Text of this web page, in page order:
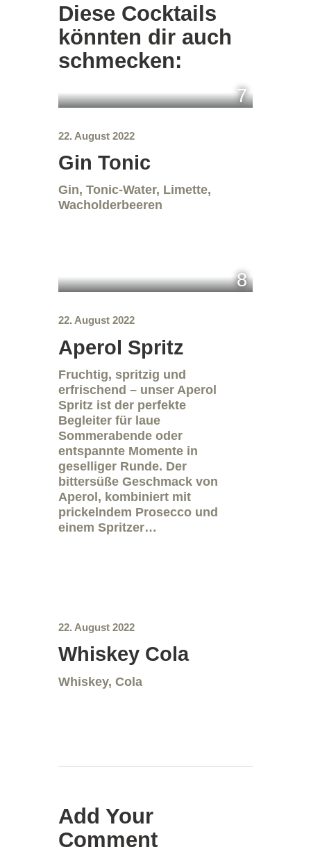
Diese Cocktails
könnten dir auch
schmecken:
7
22. August 2022
Gin Tonic
Gin, Tonic-Water, Limette,
Wacholderbeeren
8
22. August 2022
Aperol Spritz
Fruchtig, spritzig und
erfrischend – unser Aperol
Spritz ist der perfekte
Begleiter für laue
Sommerabende oder
entspannte Momente in
geselliger Runde. Der
bittersüße Geschmack von
Aperol, kombiniert mit
prickelndem Prosecco und
einem Spritzer…
22. August 2022
Whiskey Cola
Whiskey, Cola
Add Your
Comment